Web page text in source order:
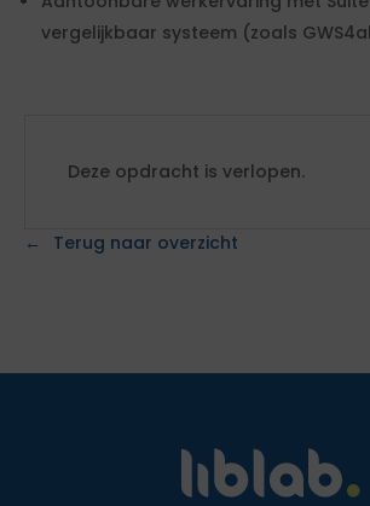
vergelijkbaar systeem (zoals
Deze opdracht is verlopen.
Terug naar overzicht